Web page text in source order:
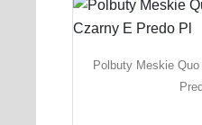
Polbuty Meskie